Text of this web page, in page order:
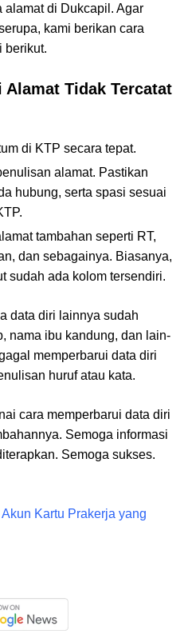
alamat di Dukcapil. Agar
kami berikan cara
berikut.
Tidak Tercatat
di KTP secara tepat.
alamat. Pastikan
hubung, serta spasi sesuai
tambahan seperti RT,
dan sebagainya. Biasanya,
sudah ada kolom tersendiri.
data diri lainnya sudah
nama ibu kandung, dan lain-
memperbarui data diri
huruf atau kata.
cara memperbarui data diri
Semoga informasi
Semoga sukses.
Kartu Prakerja yang